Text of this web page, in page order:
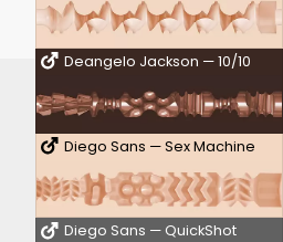
Deangelo Jackson — 10/10
Diego Sans — Sex Machine
Diego Sans — QuickShot